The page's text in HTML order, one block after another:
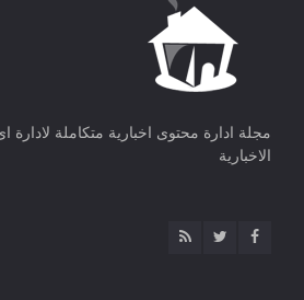
مجلة ادارة محتوى اخبارية متكاملة لادارة
الاخبارية